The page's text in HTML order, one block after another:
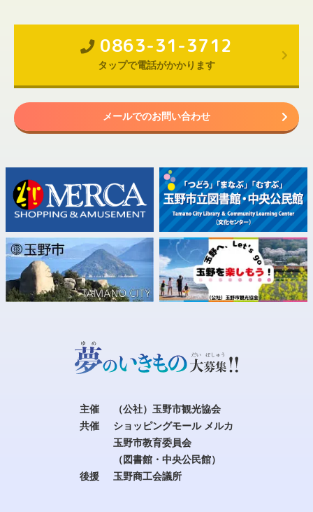
0863-31-3712
タップで電話がかかります
メールでのお問い合わせ
主催
（公社）玉野市観光協会
共催
ショッピングモール メルカ
玉野市教育委員会
（図書館・中央公民館）
後援
玉野商工会議所